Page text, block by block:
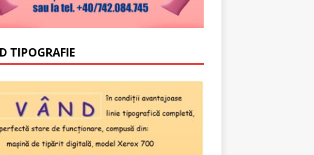
TIPOGRAFIE